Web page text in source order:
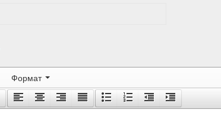
Формат